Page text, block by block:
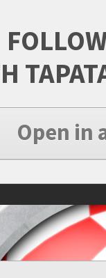
Open in